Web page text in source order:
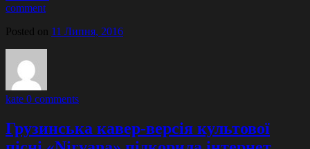
comment
Posted on 11 Липня, 2016
kate 0 comments
Грузинська кавер-версія культової